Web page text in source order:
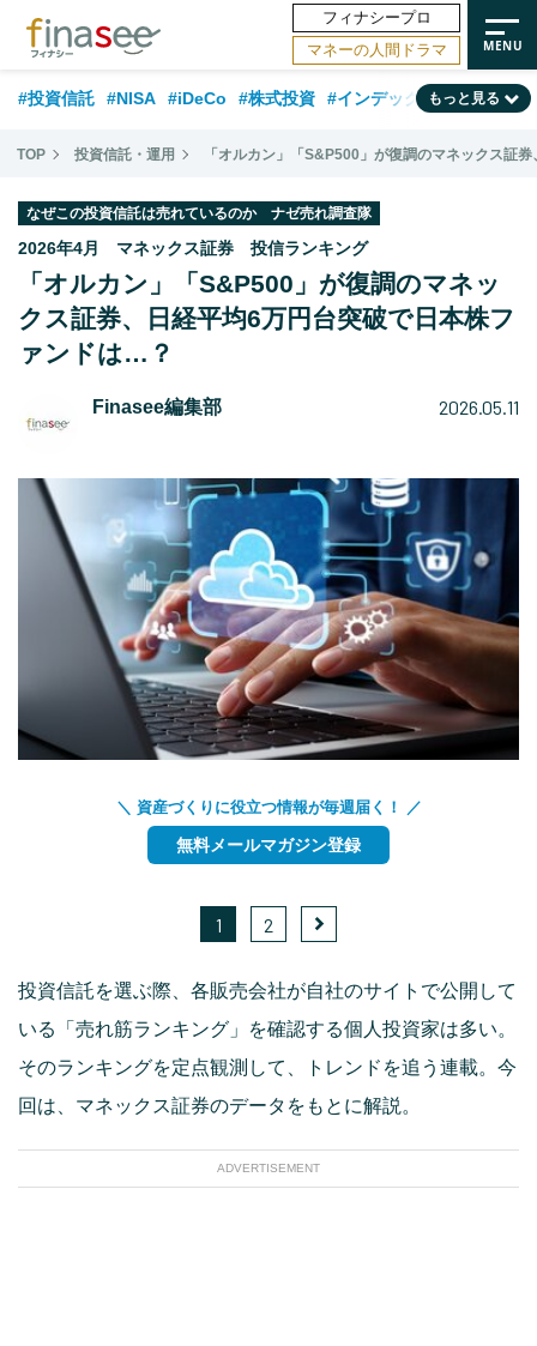
フィナシープロ
マネーの人間ドラマ
#投資信託 #NISA #iDeCo #株式投資 #インデックスファンド
#相談事例 #相続・贈与 #FP #新NISA #積立投資 #30代
#フィナンシャル・ウェルビーイング #企業型DC
#老後 #データ・調査 #金融用語解説 #話題の企業 #国内株式型
もっと見る
TOP 投資信託・運用 「オルカン」「S&P500」が復調のマネックス証
なぜこの投資信託は売れているのか ナゼ売れ調査隊
2026年4月 マネックス証券 投信ランキング
「オルカン」「S&P500」が復調のマネッ
クス証券、日経平均6万円台突破で日本株フ
ァンドは…？
Finasee編集部 2026.05.11
＼ 資産づくりに役立つ情報が毎週届く！ ／
無料メールマガジン登録
1 2
投資信託を選ぶ際、各販売会社が自社のサイトで公開して
いる「売れ筋ランキング」を確認する個人投資家は多い。
そのランキングを定点観測して、トレンドを追う連載。今
回は、マネックス証券のデータをもとに解説。
ADVERTISEMENT